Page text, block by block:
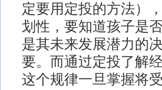
定要用定投的方法）
划性，要知道孩子是
是其未来发展潜力的
要。而通过定投了解
这个规律一旦掌握将